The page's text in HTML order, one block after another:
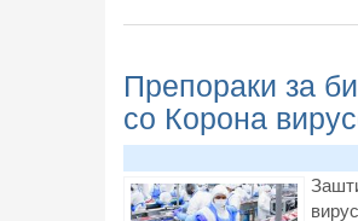
Препораки за
со Корона